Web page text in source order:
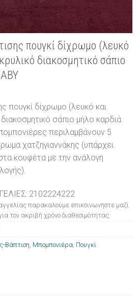
πουγκί δίχρωμο (λευκό
διακοσμητικό σάπιο
πουγκί δίχρωμο (λευκό και
σάπιο μήλο καρδιά
περιλαμβάνουν 5
χατζηγιαννάκης (υπάρχει
κουφέτα με την ανάλογη
2102224222
παρακαλούμε επικοινωνήστε μαζί
τον ακριβή χρόνο διαθεσιμότητας.
Βάπτιση Μπομπονιέρα Πουγκί